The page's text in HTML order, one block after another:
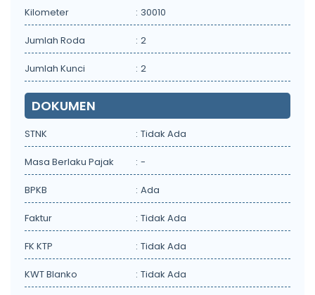
Kilometer : 30010
Jumlah Roda : 2
Jumlah Kunci : 2
DOKUMEN
STNK : Tidak Ada
Masa Berlaku Pajak : -
BPKB : Ada
Faktur : Tidak Ada
FK KTP : Tidak Ada
KWT Blanko : Tidak Ada